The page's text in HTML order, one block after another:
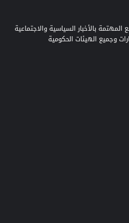
المهتمة بالأخبار السياسية والاجتماعية
وجميع الهيئات الحكومية